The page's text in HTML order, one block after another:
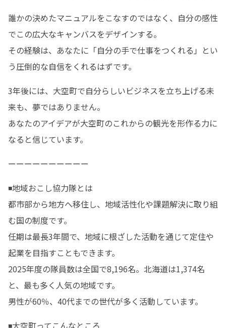
誰かの決めたマニュアルをこなすのではなく、自分の感性
でこの広大なキャンバスをデザインする。
その経験は、あなたに「自分の手で仕事をつくれる」とい
う圧倒的な自信をくれるはずです。
3年後には、大空町で自分らしいビジネスを立ち上げる未
来も、夢ではありません。
あなたのアイデアが大空町のこれからの観光を形作る力に
なると信じています。
ーーーーーーーーーー
◾️地域おこし協力隊とは
都市部から地方へ移住し、地域活性化や課題解決に取り組
む国の制度です。
任期は最長3年間で、地域に根ざした活動を通じて定住や
起業を目指すこともできます。
2025年度の隊員数は全国で8,196名。北海道は1,374名
と、最も多く人気の地域です。
男性が60％、40代までの世代が多く活動しています。
◾️大空町ってこんなところ